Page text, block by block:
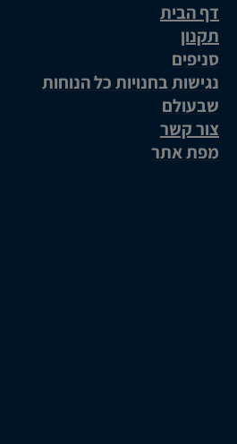
דף הבית
תקנון
סניפים
נגישות בחנויות כל הנוחות
שבעולם
צור קשר
מפת אתר